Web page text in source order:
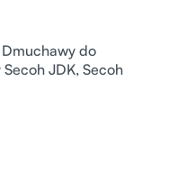
Dmuchawy do
JDK, Secoh